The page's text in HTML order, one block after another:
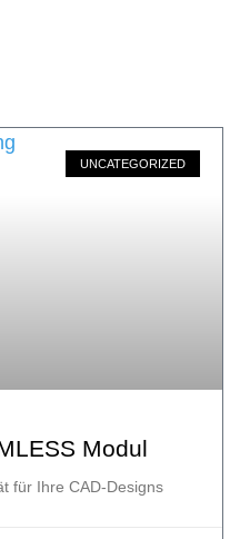
UNCATEGORIZED
Modul
für Ihre CAD-Designs